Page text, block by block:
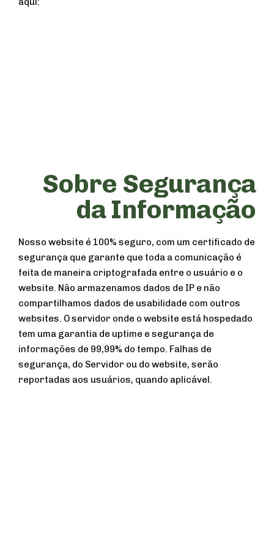
Sobre Segurança
da Informação
Nosso website é 100% seguro, com um certificado de
segurança que garante que toda a comunicação é
feita de maneira criptografada entre o usuário e o
website. Não armazenamos dados de IP e não
compartilhamos dados de usabilidade com outros
websites. O servidor onde o website está hospedado
tem uma garantia de uptime e segurança de
informações de 99,99% do tempo. Falhas de
segurança, do Servidor ou do website, serão
reportadas aos usuários, quando aplicável.